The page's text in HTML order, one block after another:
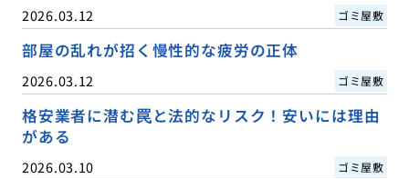
2026.03.12 ゴミ屋敷
部屋の乱れが招く慢性的な疲労の正体
2026.03.12 ゴミ屋敷
格安業者に潜む罠と法的なリスク！安いには理由
がある
2026.03.10 ゴミ屋敷